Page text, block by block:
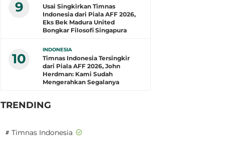
9
Usai Singkirkan Timnas
Indonesia dari Piala AFF 2026,
Eks Bek Madura United
Bongkar Filosofi Singapura
10
INDONESIA
Timnas Indonesia Tersingkir
dari Piala AFF 2026, John
Herdman: Kami Sudah
Mengerahkan Segalanya
TRENDING
# Timnas Indonesia